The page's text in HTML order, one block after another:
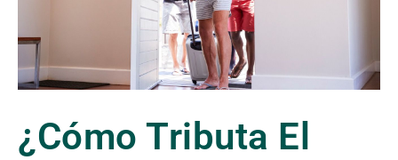
¿Cómo Tributa El